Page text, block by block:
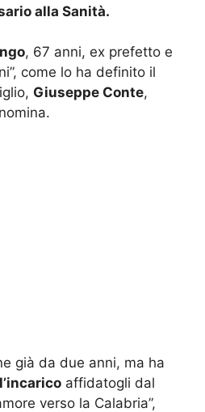
alla Sanità.
, 67 anni, ex prefetto e
come lo ha definito il
Giuseppe Conte,
già da due anni, ma ha
affidatogli dal
verso la Calabria”,